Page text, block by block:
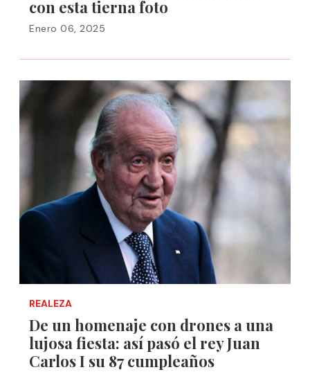
con esta tierna foto
Enero 06, 2025
REALEZA
De un homenaje con drones a una
lujosa fiesta: así pasó el rey Juan
Carlos I su 87 cumpleaños